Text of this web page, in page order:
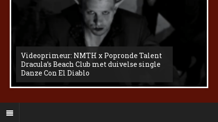
Videoprimeur: NMTH x Popronde Talent
Dracula’s Beach Club met duivelse single
Danze Con El Diablo